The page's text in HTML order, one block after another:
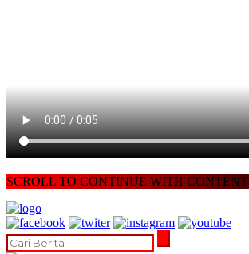
SCROLL TO CONTINUE WITH CONTENT